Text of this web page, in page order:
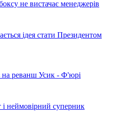
не вистачає менеджерів
ідея стати Президентом
на реванш Усик - Ф'юрі
неймовірний суперник